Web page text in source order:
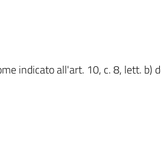
indicato all'art. 10, c. 8, lett. b)